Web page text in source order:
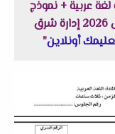
عربية + نموذج
الإجابة للصف الثاني الثانوي الترم الأول 2026 إدارة شرق
أونلاين"